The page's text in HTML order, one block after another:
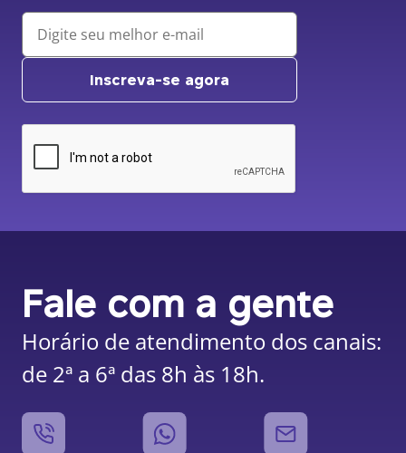
Inscreva-se agora
Fale com a gente
Horário de atendimento dos canais:
de 2ª a 6ª das 8h às 18h.